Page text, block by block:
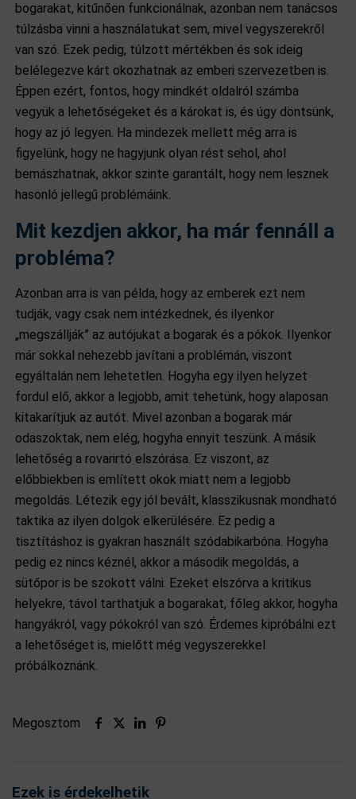
bogarakat, kitűnően funkcionálnak, azonban nem tanácsos
túlzásba vinni a használatukat sem, mivel vegyszerekről
van szó. Ezek pedig, túlzott mértékben és sok ideig
belélegezve kárt okozhatnak az emberi szervezetben is.
Éppen ezért, fontos, hogy mindkét oldalról számba
vegyük a lehetőségeket és a károkat is, és úgy döntsünk,
hogy az jó legyen. Ha mindezek mellett még arra is
figyelünk, hogy ne hagyjunk olyan rést sehol, ahol
bemászhatnak, akkor szinte garantált, hogy nem lesznek
hasonló jellegű problémáink.
Mit kezdjen akkor, ha már fennáll a
probléma?
Azonban arra is van példa, hogy az emberek ezt nem
tudják, vagy csak nem intézkednek, és ilyenkor
„megszállják” az autójukat a bogarak és a pókok. Ilyenkor
már sokkal nehezebb javítani a problémán, viszont
egyáltalán nem lehetetlen. Hogyha egy ilyen helyzet
fordul elő, akkor a legjobb, amit tehetünk, hogy alaposan
kitakarítjuk az autót. Mivel azonban a bogarak már
odaszoktak, nem elég, hogyha ennyit teszünk. A másik
lehetőség a rovarirtó elszórása. Ez viszont, az
előbbiekben is említett okok miatt nem a legjobb
megoldás. Létezik egy jól bevált, klasszikusnak mondható
taktika az ilyen dolgok elkerülésére. Ez pedig a
tisztításhoz is gyakran használt szódabikarbóna. Hogyha
pedig ez nincs kéznél, akkor a második megoldás, a
sütőpor is be szokott válni. Ezeket elszórva a kritikus
helyekre, távol tarthatjuk a bogarakat, főleg akkor, hogyha
hangyákról, vagy pókokról van szó. Érdemes kipróbálni ezt
a lehetőséget is, mielőtt még vegyszerekkel
próbálkoznánk.
Megosztom
Ezek is érdekelhetik